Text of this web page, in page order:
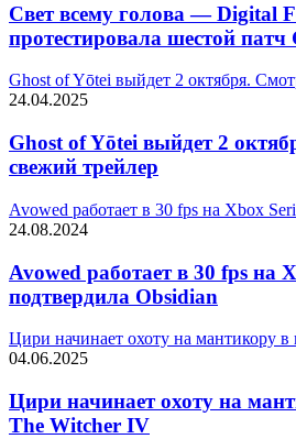
Свет всему голова — Digital
протестировала шестой
Ghost of Yōtei выйдет 2 октября.
24.04.2025
Ghost of Yōtei выйдет 2
свежий трейлер
Avowed работает в 30 fps на Xbox
24.08.2024
Avowed работает в 30 fps на
подтвердила Obsidian
Цири начинает охоту на мантикору
04.06.2025
Цири начинает охоту на
The Witcher IV